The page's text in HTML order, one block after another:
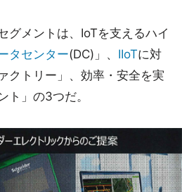
グメントは、IoTを支えるハイ
タセンター(DC)」、 IIoTに対
クトリー」、効率・安全を実
ト」の3つだ。